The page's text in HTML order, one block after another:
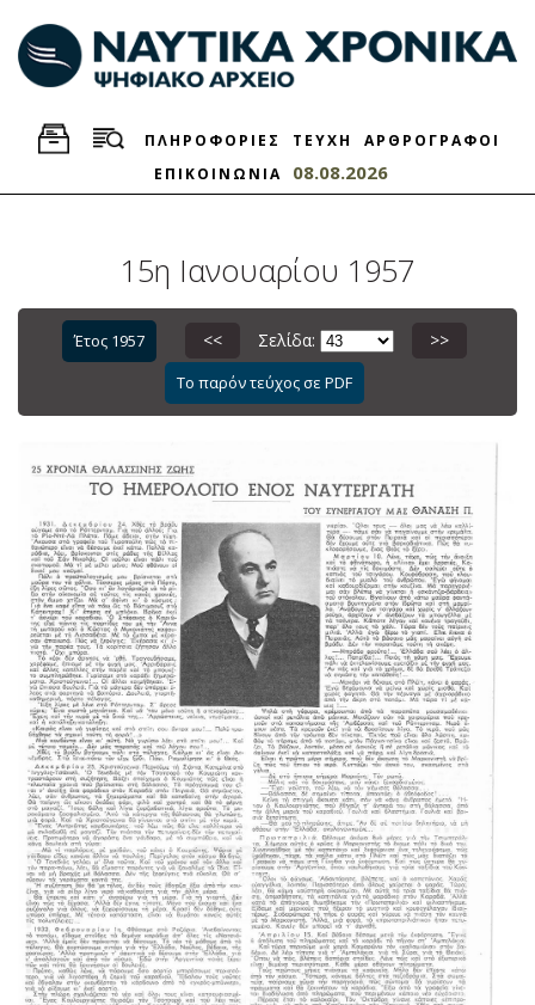
ΠΛΗΡΟΦΟΡΙΕΣ ΤΕΥΧΗ
ΑΡΘΡΟΓΡΑΦΟΙ
ΕΠΙΚΟΙΝΩΝΙΑ
08.08.2026
15η Ιανουαρίου 1957
Έτος 1957 << Σελίδα: >>
Το παρόν τεύχος σε PDF